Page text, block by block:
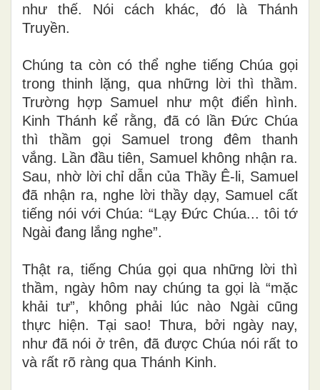
như thế. Nói cách khác, đó là Thánh
Truyền.
Chúng ta còn có thể nghe tiếng Chúa gọi
trong thinh lặng, qua những lời thì thầm.
Trường hợp Samuel như một điển hình.
Kinh Thánh kể rằng, đã có lần Đức Chúa
thì thầm gọi Samuel trong đêm thanh
vắng. Lần đầu tiên, Samuel không nhận ra.
Sau, nhờ lời chỉ dẫn của Thầy Ê-li, Samuel
đã nhận ra, nghe lời thầy dạy, Samuel cất
tiếng nói với Chúa: “Lạy Đức Chúa... tôi tớ
Ngài đang lắng nghe”.
Thật ra, tiếng Chúa gọi qua những lời thì
thầm, ngày hôm nay chúng ta gọi là “mặc
khải tư”, không phải lúc nào Ngài cũng
thực hiện. Tại sao! Thưa, bởi ngày nay,
như đã nói ở trên, đã được Chúa nói rất to
và rất rõ ràng qua Thánh Kinh.